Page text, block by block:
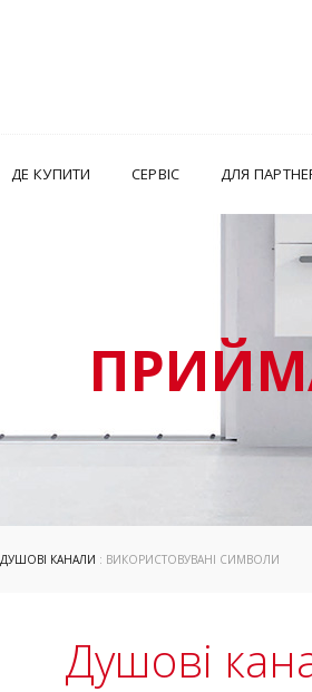
ДЕ КУПИТИ СЕРВІС ДЛЯ
ДУШОВІ КАНАЛИ : ВИКОРИСТОВУВАНІ СИМВОЛИ
Душові